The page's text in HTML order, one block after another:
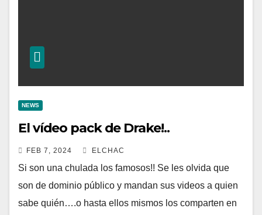
NEWS
El vídeo pack de Drake!..
FEB 7, 2024 ELCHAC
Si son una chulada los famosos!! Se les olvida que
son de dominio público y mandan sus videos a quien
sabe quién….o hasta ellos mismos los comparten en